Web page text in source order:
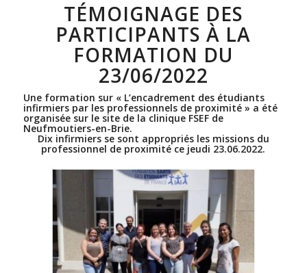
TÉMOIGNAGE DES
PARTICIPANTS À LA
FORMATION DU
23/06/2022
Une formation sur « L’encadrement des étudiants
infirmiers par les professionnels de proximité » a été
organisée sur le site de la clinique FSEF de
Neufmoutiers-en-Brie.
Dix infirmiers se sont appropriés les missions du
professionnel de proximité ce jeudi 23.06.2022.